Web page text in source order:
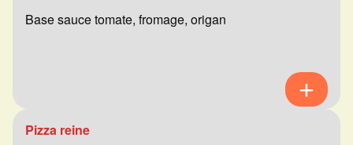
Base sauce tomate, fromage, origan
Pizza reine